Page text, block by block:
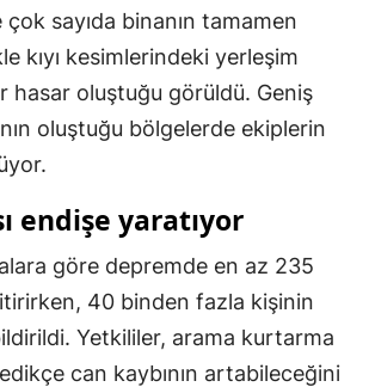
Kastamonu
Kayseri
Kırklareli
Konya
Kütahya
sayıda binanın tamamen
kıyı kesimlerindeki yerleşim
hasar oluştuğu görüldü. Geniş
oluştuğu bölgelerde ekiplerin
endişe yaratıyor
göre depremde en az 235
40 binden fazla kişinin
Yetkililer, arama kurtarma
can kaybının artabileceğini